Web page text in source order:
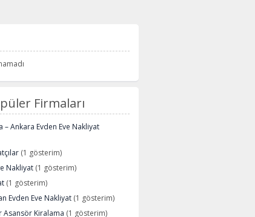
Firmaları
– Ankara Evden Eve Nakliyat
(1 gösterim)
Nakliyat (1 gösterim)
(1 gösterim)
Evden Eve Nakliyat (1 gösterim)
Asansör Kiralama (1 gösterim)